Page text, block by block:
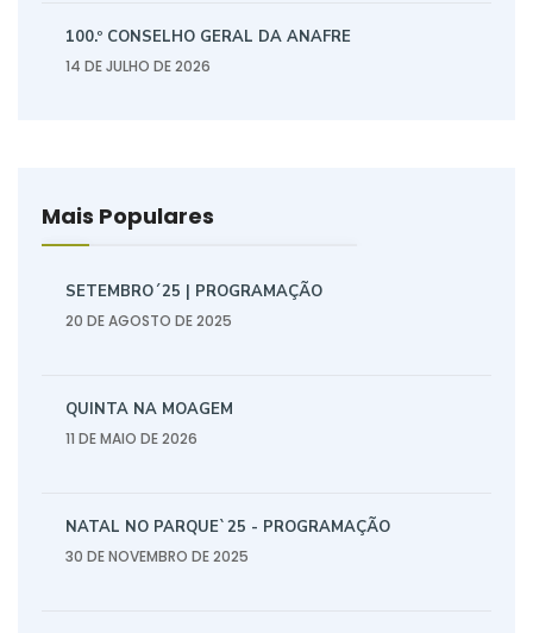
100.º CONSELHO GERAL DA ANAFRE
14 DE JULHO DE 2026
Mais Populares
SETEMBRO´25 | PROGRAMAÇÃO
20 DE AGOSTO DE 2025
QUINTA NA MOAGEM
11 DE MAIO DE 2026
NATAL NO PARQUE`25 - PROGRAMAÇÃO
30 DE NOVEMBRO DE 2025